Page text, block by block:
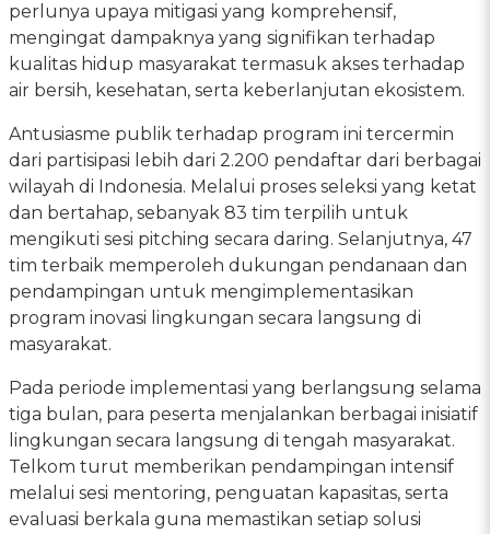
perlunya upaya mitigasi yang komprehensif,
mengingat dampaknya yang signifikan terhadap
kualitas hidup masyarakat termasuk akses terhadap
air bersih, kesehatan, serta keberlanjutan ekosistem.
Antusiasme publik terhadap program ini tercermin
dari partisipasi lebih dari 2.200 pendaftar dari berbagai
wilayah di Indonesia. Melalui proses seleksi yang ketat
dan bertahap, sebanyak 83 tim terpilih untuk
mengikuti sesi pitching secara daring. Selanjutnya, 47
tim terbaik memperoleh dukungan pendanaan dan
pendampingan untuk mengimplementasikan
program inovasi lingkungan secara langsung di
masyarakat.
Pada periode implementasi yang berlangsung selama
tiga bulan, para peserta menjalankan berbagai inisiatif
lingkungan secara langsung di tengah masyarakat.
Telkom turut memberikan pendampingan intensif
melalui sesi mentoring, penguatan kapasitas, serta
evaluasi berkala guna memastikan setiap solusi